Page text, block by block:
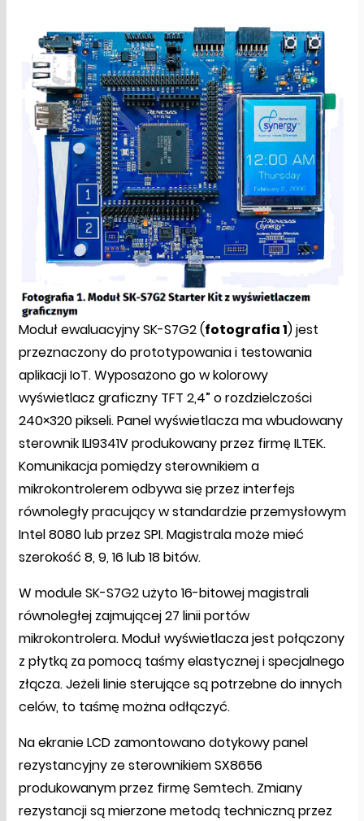
Moduł ewaluacyjny SK-S7G2 (fotografia 1) jest
przeznaczony do prototypowania i testowania
aplikacji IoT. Wyposażono go w kolorowy
wyświetlacz graficzny TFT 2,4” o rozdzielczości
240×320 pikseli. Panel wyświetlacza ma wbudowany
sterownik ILI9341V produkowany przez firmę ILTEK.
Komunikacja pomiędzy sterownikiem a
mikrokontrolerem odbywa się przez interfejs
równoległy pracujący w standardzie przemysłowym
Intel 8080 lub przez SPI. Magistrala może mieć
szerokość 8, 9, 16 lub 18 bitów.
W module SK-S7G2 użyto 16-bitowej magistrali
równoległej zajmującej 27 linii portów
mikrokontrolera. Moduł wyświetlacza jest połączony
z płytką za pomocą taśmy elastycznej i specjalnego
złącza. Jeżeli linie sterujące są potrzebne do innych
celów, to taśmę można odłączyć.
Na ekranie LCD zamontowano dotykowy panel
rezystancyjny ze sterownikiem SX8656
produkowanym przez firmę Semtech. Zmiany
rezystancji są mierzone metodą techniczną przez